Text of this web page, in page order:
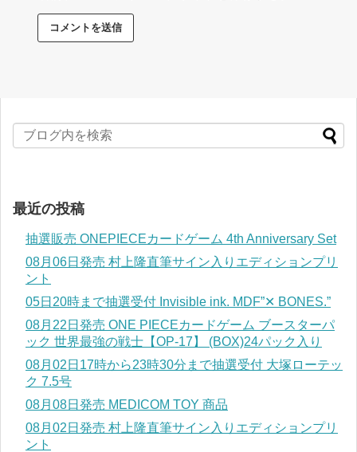
最近の投稿
抽選販売 ONEPIECEカードゲーム 4th Anniversary Set
08月06日発売 村上隆直筆サイン入りエディションプリ
ント
05日20時まで抽選受付 Invisible ink. MDF”✕ BONES.”
08月22日発売 ONE PIECEカードゲーム ブースターパ
ック 世界最強の戦士【OP-17】 (BOX)24パック入り
08月02日17時から23時30分まで抽選受付 大塚ローテッ
ク 7.5号
08月08日発売 MEDICOM TOY 商品
08月02日発売 村上隆直筆サイン入りエディションプリ
ント